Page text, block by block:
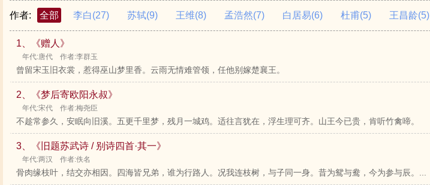
作者: 全部 李白(27) 苏轼(9) 王维(8) 孟浩然(7) 白居易(6) 杜甫(5) 王昌龄(5)
1、《赠人》
年代:唐代 作者:李群玉
曾留宋玉旧衣裳，惹得巫山梦里香。云雨无情难管领，任他别嫁楚襄王。
2、《梦后寄欧阳永叔》
年代:宋代 作者:梅尧臣
不趁常参久，安眠向旧溪。五更千里梦，残月一城鸡。适往言犹在，浮生理可齐。山王今已贵，肯听竹禽啼。
3、《旧题苏武诗 / 别诗四首·其一》
年代:两汉 作者:佚名
骨肉缘枝叶，结交亦相因。四海皆兄弟，谁为行路人。况我连枝树，与子同一身。昔为鸳与鸯，今为参与辰。...